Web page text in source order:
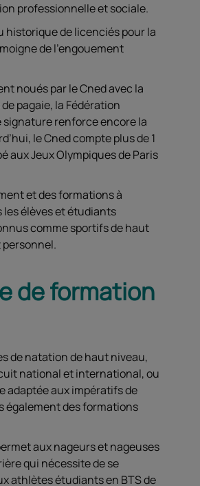
professionnelle et sociale.
historique de licenciés pour la
de l'engouement
noués par le Cned avec la
pagaie, la Fédération
signature renforce encore la
le Cned compte plus de 1
aux Jeux Olympiques de Paris
et des formations à
élèves et étudiants
comme sportifs de haut
de formation
de natation de haut niveau,
national et international, ou
adaptée aux impératifs de
également des formations
aux nageurs et nageuses
qui nécessite de se
athlètes étudiants en BTS de